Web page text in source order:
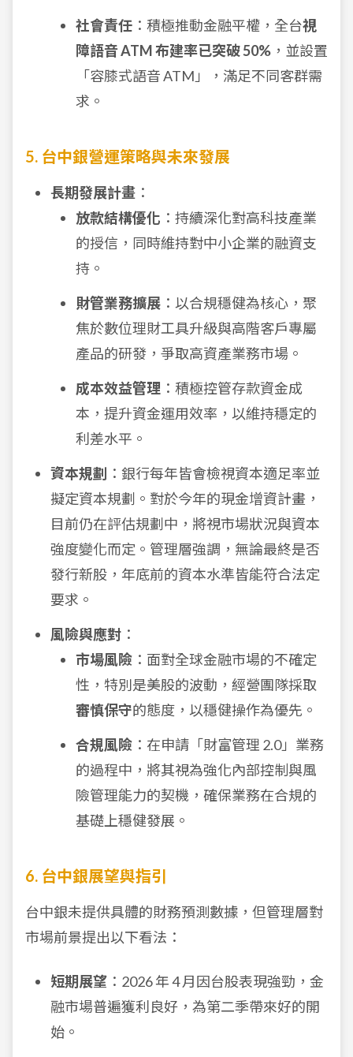
社會責任 ：積極推動金融平權，全台視
障語音 ATM 布建率已突破 50% ，並設置
「容膝式語音 ATM」，滿足不同客群需
求。
5. 台中銀營運策略與未來發展
長期發展計畫 ：
放款結構優化 ：持續深化對高科技產業
的授信，同時維持對中小企業的融資支
持。
財管業務擴展 ：以合規穩健為核心，聚
焦於數位理財工具升級與高階客戶專屬
產品的研發，爭取高資產業務市場。
成本效益管理 ：積極控管存款資金成
本，提升資金運用效率，以維持穩定的
利差水平。
資本規劃 ：銀行每年皆會檢視資本適足率並
擬定資本規劃。對於今年的現金增資計畫，
目前仍在評估規劃中，將視市場狀況與資本
強度變化而定。管理層強調，無論最終是否
發行新股，年底前的資本水準皆能符合法定
要求。
風險與應對 ：
市場風險 ：面對全球金融市場的不確定
性，特別是美股的波動，經營團隊採取
審慎保守的態度，以穩健操作為優先。
合規風險 ：在申請「財富管理 2.0」業務
的過程中，將其視為強化內部控制與風
險管理能力的契機，確保業務在合規的
基礎上穩健發展。
6. 台中銀展望與指引
台中銀未提供具體的財務預測數據，但管理層對
市場前景提出以下看法：
短期展望 ：2026 年 4 月因台股表現強勁，金
融市場普遍獲利良好，為第二季帶來好的開
始。